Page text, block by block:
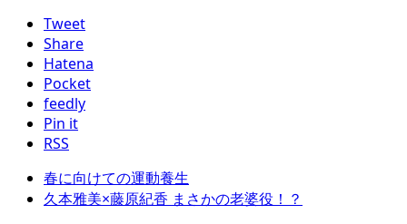
Tweet
Share
Hatena
Pocket
feedly
Pin it
RSS
春に向けての運動養生
久本雅美×藤原紀香 まさかの老婆役！？